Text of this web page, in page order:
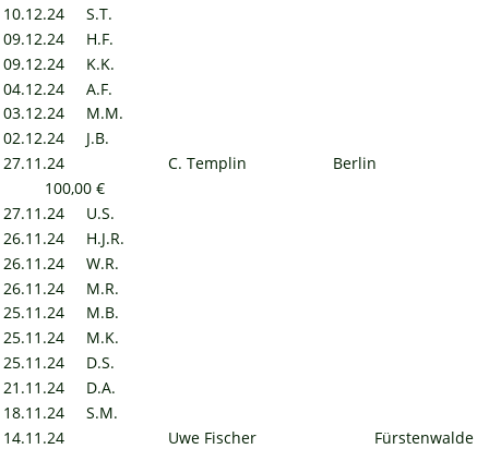
10.12.24
S.T.
09.12.24
H.F.
09.12.24
K.K.
04.12.24
A.F.
03.12.24
M.M.
02.12.24
J.B.
27.11.24
C. Templin
Berlin
100,00 €
27.11.24
U.S.
26.11.24
H.J.R.
26.11.24
W.R.
26.11.24
M.R.
25.11.24
M.B.
25.11.24
M.K.
25.11.24
D.S.
21.11.24
D.A.
18.11.24
S.M.
14.11.24
Uwe Fischer
Fürstenwalde